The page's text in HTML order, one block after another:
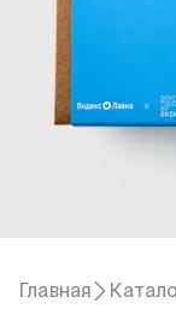
Главная